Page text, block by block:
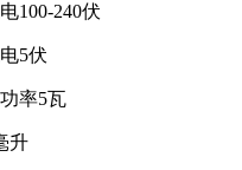
100-240伏
5伏
率5瓦
升